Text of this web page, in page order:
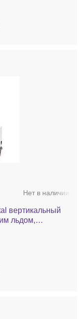
Нет в наличии
вертикальный
льдом,